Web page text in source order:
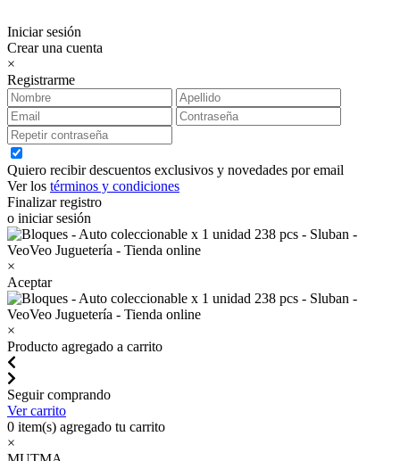
Iniciar sesión
Crear una cuenta
×
Registrarme
Quiero recibir descuentos exclusivos y novedades por email
Ver los términos y condiciones
Finalizar registro
o iniciar sesión
×
Aceptar
×
Producto agregado a carrito
Seguir comprando
Ver carrito
0 item(s) agregado tu carrito
×